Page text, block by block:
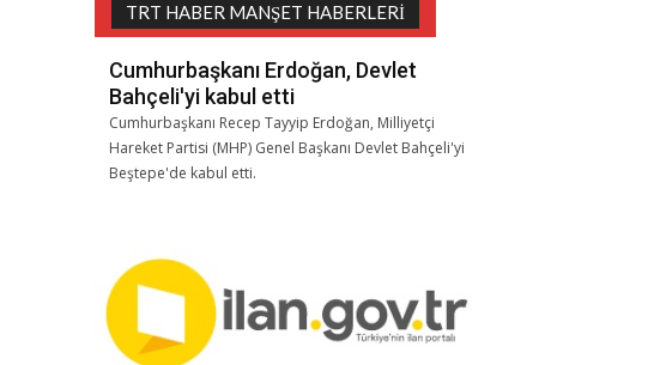
TRT HABER MANŞET HABERLERI
Cumhurbaşkanı Erdoğan, Devlet
Bahçeli'yi kabul etti
Cumhurbaşkanı Recep Tayyip Erdoğan, Milliyetçi
Hareket Partisi (MHP) Genel Başkanı Devlet Bahçeli'yi
Beştepe'de kabul etti.